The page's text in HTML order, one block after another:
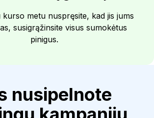
metu nuspręsite, kad jis jums
susigrąžinsite visus sumokėtus
pinigus.
nusipelnote